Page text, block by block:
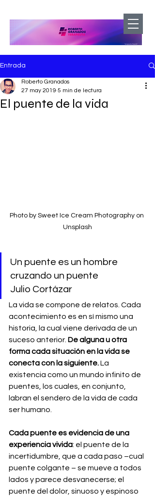
Entrada
El puente de la vida
Roberto Granados
27 may 2019 5 min de lectura
Photo by Sweet Ice Cream Photography on
Unsplash
Un puente es un hombre
cruzando un puente
Julio Cortázar
La vida se compone de relatos. Cada
acontecimiento es en sí mismo una
historia, la cual viene derivada de un
suceso anterior. De alguna u otra
forma cada situación en la vida se
conecta con la siguiente. La
existencia como un mundo infinito de
puentes, los cuales, en conjunto,
labran el sendero de la vida de cada
ser humano.
Cada puente es evidencia de una
experiencia vivida: el puente de la
incertidumbre, que a cada paso –cual
puente colgante – se mueve a todos
lados y parece desvanecerse; el
puente del dolor, sinuoso y espinoso